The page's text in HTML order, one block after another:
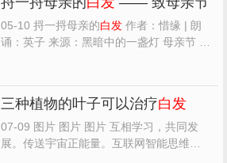
法，唐宋人也有“镊白诗”，所以，这种风
气，想必也是由来...
05-10 捋一捋母亲的白发作者：惜缘 | 朗
诵：英子 来源：黑暗中的一盏灯 母亲节 愿
母亲用乳汁养育我们 母亲用双手培养我们 母
亲用热血...
三种植物的叶子可以治疗白发
07-09 图片 图片 图片 互相学习，共同发
展。传送宇宙正能量。互联网智能思维